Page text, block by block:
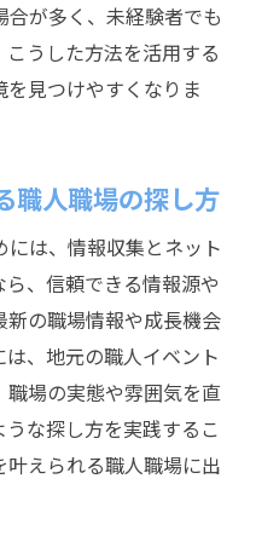
が多く、未経験者でも
うした方法を活用する
見つけやすくなりま
職人職場の探し方
は、情報収集とネット
、信頼できる情報源や
の職場情報や成長機会
、地元の職人イベント
場の実態や雰囲気を直
な探し方を実践するこ
叶えられる職人職場に出